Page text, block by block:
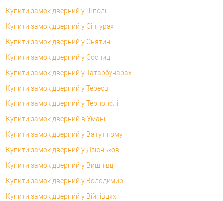
Купити замок дверний у Шполі
Купити замок дверний у Сінгурах
Купити замок дверний у Снятині
Купити замок дверний у Сосниці
Купити замок дверний у Татарбунарах
Купити замок дверний у Тересві
Купити замок дверний у Тернополі
Купити замок дверний в Умані
Купити замок дверний у Ватутіному
Купити замок дверний у Дзюнькові
Купити замок дверний у Вишнівці
Купити замок дверний у Володимирі
Купити замок дверний у Війтівцях